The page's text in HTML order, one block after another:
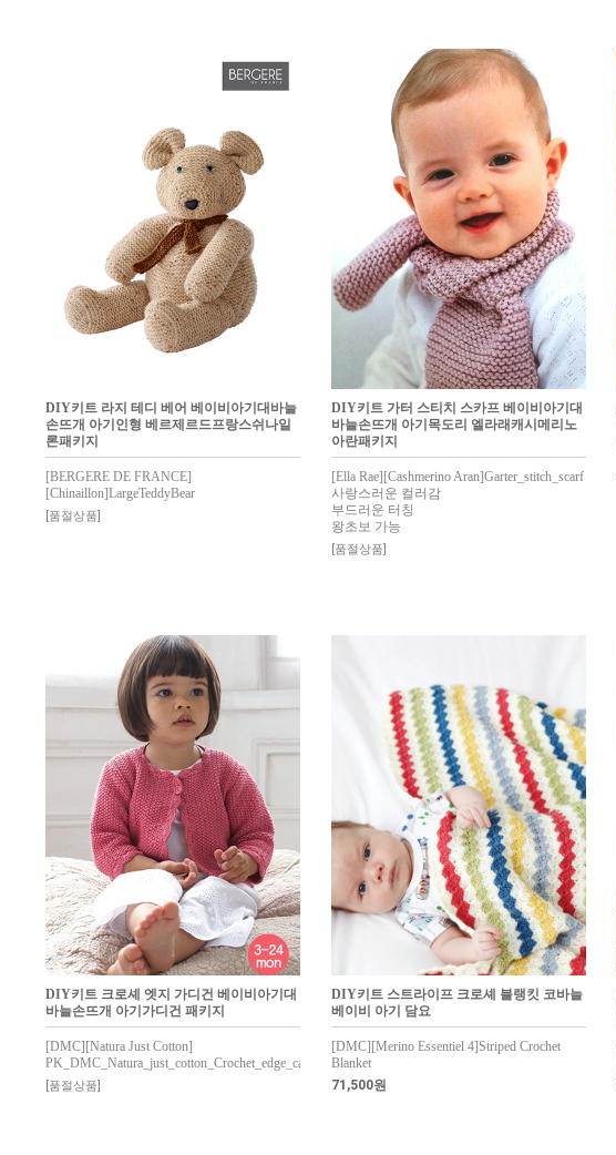
DIY키트 라지 테디 베어 베이비아기대바늘
손뜨개 아기인형 베르제르드프랑스쉬나일
론패키지
[BERGERE DE FRANCE]
[Chinaillon]LargeTeddyBear
[품절상품]
DIY키트 가터 스티치 스카프 베이비아기대
바늘손뜨개 아기목도리 엘라래캐시메리노
아란패키지
[Ella Rae][Cashmerino Aran]Garter_stitch_scarf
사랑스러운 컬러감
부드러운 터칭
왕초보 가능
[품절상품]
DIY키트 크로셰 엣지 가디건 베이비아기대
바늘손뜨개 아기가디건 패키지
[DMC][Natura Just Cotton]
PK_DMC_Natura_just_cotton_Crochet_edge_cardigan
[품절상품]
DIY키트 스트라이프 크로셰 블랭킷 코바늘
베이비 아기 담요
[DMC][Merino Essentiel 4]Striped Crochet
Blanket
71,500원